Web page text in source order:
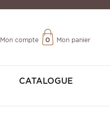
Mon compte Mon panier
0
CATALOGUE